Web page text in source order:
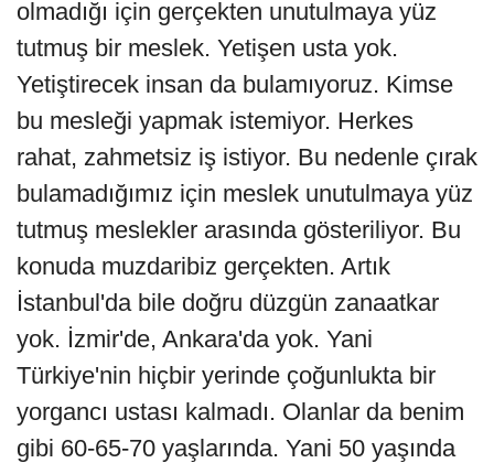
olmadığı için gerçekten unutulmaya yüz
tutmuş bir meslek. Yetişen usta yok.
Yetiştirecek insan da bulamıyoruz. Kimse
bu mesleği yapmak istemiyor. Herkes
rahat, zahmetsiz iş istiyor. Bu nedenle çırak
bulamadığımız için meslek unutulmaya yüz
tutmuş meslekler arasında gösteriliyor. Bu
konuda muzdaribiz gerçekten. Artık
İstanbul'da bile doğru düzgün zanaatkar
yok. İzmir'de, Ankara'da yok. Yani
Türkiye'nin hiçbir yerinde çoğunlukta bir
yorgancı ustası kalmadı. Olanlar da benim
gibi 60-65-70 yaşlarında. Yani 50 yaşında